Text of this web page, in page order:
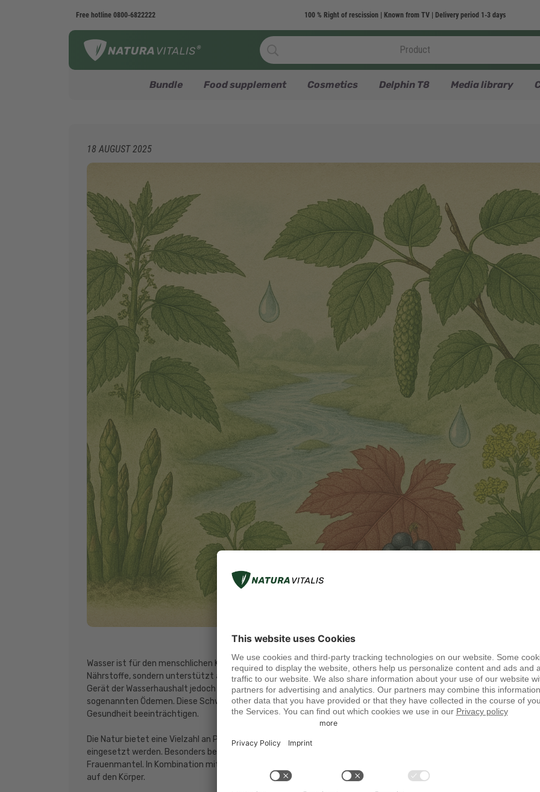
Free hotline 0800-6822222 100 % Right of rescission | Known from TV | Delivery period 1-3 days
Bundle Food supplement Cosmetics Delphin T8 Media library
18 AUGUST 2025
Wasser ist für den menschlichen Körper von essenzieller Bedeutung. Es dient nicht nur als Transportmittel für
Nährstoffe, sondern unterstützt auch die Reinigung der Organe und die Regulierung zahlreicher
Gerät der Wasserhaushalt jedoch aus dem Gleichgewicht, kann es zu Wassereinlagerungen im Gewebe kommen –
sogenannten Ödemen. Diese Schwellungen belasten den Kreislauf, können den Blutdruck erhöhen und langfristig die
Gesundheit beeinträchtigen.
Die Natur bietet eine Vielzahl an Pflanzenstoffen, die traditionell zur Unterstützung einer gesunden
eingesetzt werden. Besonders bewährt haben sich dabei Brennnessel, Spargel, Birkenblätter, rotes Weinlaub und
Frauenmantel. In Kombination mit Aminosäuren wie L-Prolin entfalten diese Substanzen vielfältige positive Effekte
auf den Körper.